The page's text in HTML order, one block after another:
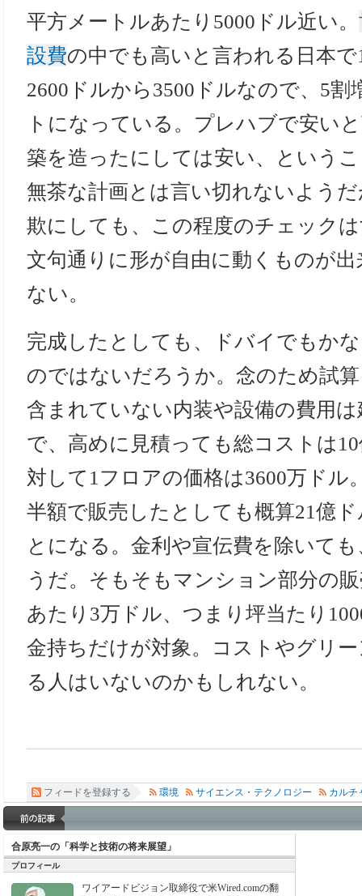
平方メートルあたり5000ドル近い。
設費の中でも高いと言われる日本
2600ドルから3500ドルなので、5割
トになっている。プレハブで安い
築を造ったにしては安い、という
無茶な計画とは言い切れないよう
欺にしても、この程度のチェック
文句通りに形が自由に動くものが
ない。
完成したとしても、ドバイでもか
のではないだろうか。念のため試
含まれていない内装や設備の費用
で、高めに見積っても総コストは
対して1フロアの価格は3600万ドル
半額で販売したとしても概算21億
とになる。金利や宣伝費を除いて
うだ。そもそもマンション部分の
あたり3万ドル、つまり坪当たり
金持ちだけが対象。コストやグリ
る人はいないのかもしれない。
フィードを登録する 環境 サイエンス・テクノロジー カルチ
合原亮一の「科学と技術の将来展望」
プロフィール
ワイアードビジョン取締役で米Wired.comの翻